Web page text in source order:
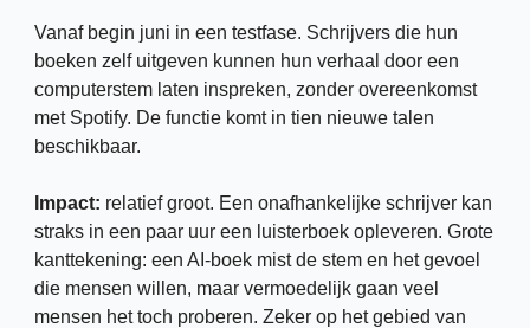
Vanaf begin juni in een testfase. Schrijvers die hun
boeken zelf uitgeven kunnen hun verhaal door een
computerstem laten inspreken, zonder overeenkomst
met Spotify. De functie komt in tien nieuwe talen
beschikbaar.
Impact: relatief groot. Een onafhankelijke schrijver kan
straks in een paar uur een luisterboek opleveren. Grote
kanttekening: een AI-boek mist de stem en het gevoel
die mensen willen, maar vermoedelijk gaan veel
mensen het toch proberen. Zeker op het gebied van